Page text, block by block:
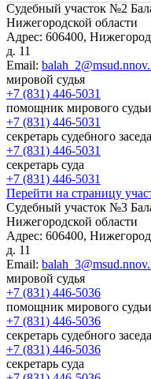
Судебный участок №2
Нижегородской области
Адрес: 606400,
д. 11
Email:
мировой судья
+7 (831) 446-5031
помощник мирового судьи
+7 (831) 446-5031
секретарь судебного
+7 (831) 446-5031
секретарь суда
+7 (831) 446-5031
Перейти на страницу
Судебный участок №3
Нижегородской области
Адрес: 606400,
д. 11
Email:
мировой судья
+7 (831) 446-5036
помощник мирового судьи
+7 (831) 446-5036
секретарь судебного
+7 (831) 446-5036
секретарь суда